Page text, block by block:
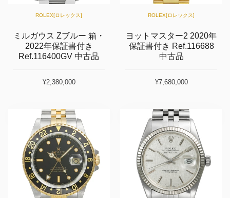
ROLEX[ロレックス]
ミルガウス Zブルー 箱・
2022年保証書付き
Ref.116400GV 中古品
¥2,380,000
ROLEX[ロレックス]
ヨットマスター2 2020年
保証書付き Ref.116688
中古品
¥7,680,000